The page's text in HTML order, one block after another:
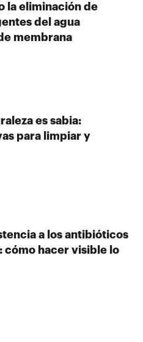
la eliminación de
del agua
membrana
es sabia:
para limpiar y
a los antibióticos
cómo hacer visible lo